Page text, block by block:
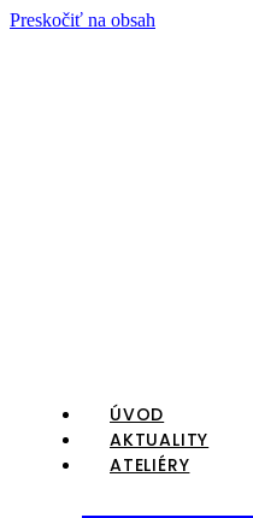
Preskočiť na obsah
ÚVOD
AKTUALITY
ATELIÉRY